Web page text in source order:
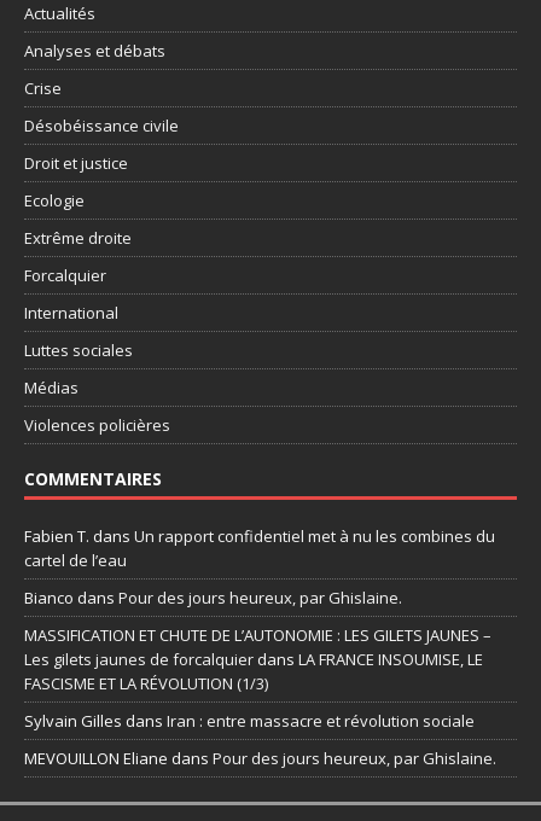
Actualités
Analyses et débats
Crise
Désobéissance civile
Droit et justice
Ecologie
Extrême droite
Forcalquier
International
Luttes sociales
Médias
Violences policières
COMMENTAIRES
Fabien T. dans Un rapport confidentiel met à nu les combines du
cartel de l’eau
Bianco dans Pour des jours heureux, par Ghislaine.
MASSIFICATION ET CHUTE DE L’AUTONOMIE : LES GILETS JAUNES –
Les gilets jaunes de forcalquier dans LA FRANCE INSOUMISE, LE
FASCISME ET LA RÉVOLUTION (1/3)
Sylvain Gilles dans Iran : entre massacre et révolution sociale
MEVOUILLON Eliane dans Pour des jours heureux, par Ghislaine.